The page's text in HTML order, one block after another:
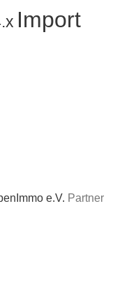
Import
e.V. Partner